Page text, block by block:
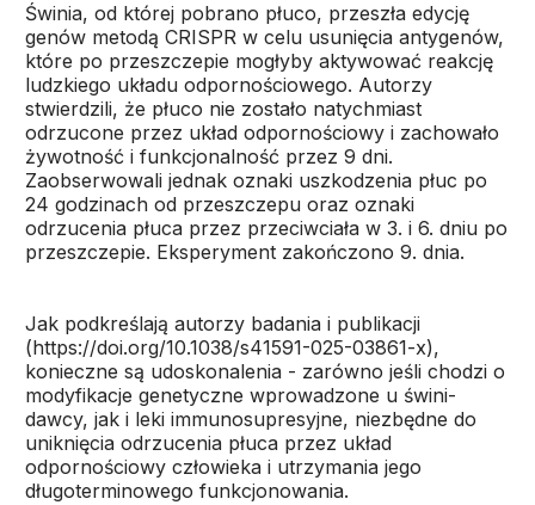
Świnia, od której pobrano płuco, przeszła edycję
genów metodą CRISPR w celu usunięcia antygenów,
które po przeszczepie mogłyby aktywować reakcję
ludzkiego układu odpornościowego. Autorzy
stwierdzili, że płuco nie zostało natychmiast
odrzucone przez układ odpornościowy i zachowało
żywotność i funkcjonalność przez 9 dni.
Zaobserwowali jednak oznaki uszkodzenia płuc po
24 godzinach od przeszczepu oraz oznaki
odrzucenia płuca przez przeciwciała w 3. i 6. dniu po
przeszczepie. Eksperyment zakończono 9. dnia.
Jak podkreślają autorzy badania i publikacji
(https://doi.org/10.1038/s41591-025-03861-x),
konieczne są udoskonalenia - zarówno jeśli chodzi o
modyfikacje genetyczne wprowadzone u świni-
dawcy, jak i leki immunosupresyjne, niezbędne do
uniknięcia odrzucenia płuca przez układ
odpornościowy człowieka i utrzymania jego
długoterminowego funkcjonowania.